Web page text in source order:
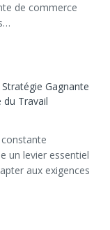
de commerce
Gagnante
du Travail
un levier essentiel
aux exigences